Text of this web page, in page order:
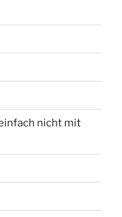
nicht mit